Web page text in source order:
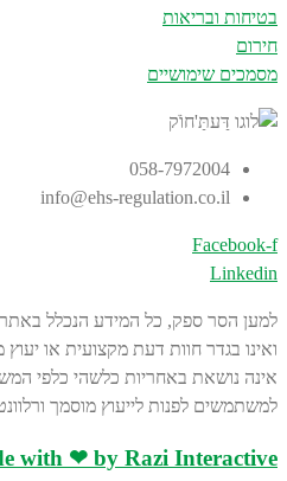
בטיחות ובריאות
חירום
מסמכים שימושיים
058-7972004
info@ehs-regulation.co.il
Facebook-f
Linkedin
למען הסר ספק, כל המידע הנכלל באתר
ואינו בגדר חוות דעת מקצועית או
אינה נושאת באחריות כלשהי כלפי
למשתמשים לפנות לייעוץ מוסמך
with ❤ by Razi Interactive